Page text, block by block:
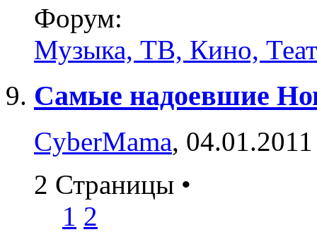
Форум:
Музыка, ТВ, Кино,
Самые надоевшие
CyberMama,
2 Страницы •
1 2